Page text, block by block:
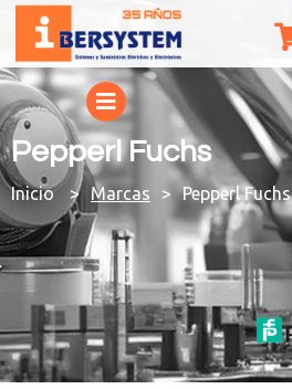
Pepperl Fuchs
You are here:Marcas Pepperl Fuchs